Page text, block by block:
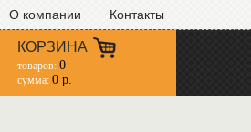
О компании Контакты
КОРЗИНА
товаров: 0
сумма: 0 р.